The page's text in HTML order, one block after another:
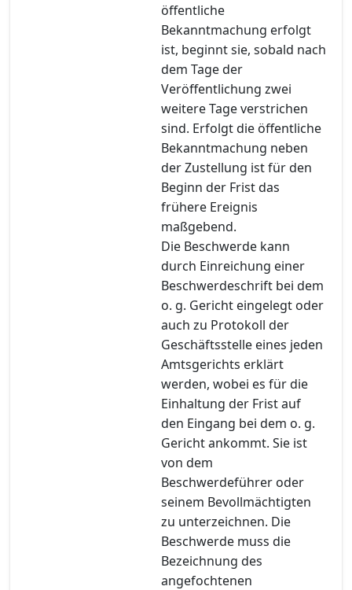
öffentliche
Bekanntmachung erfolgt
ist, beginnt sie, sobald nach
dem Tage der
Veröffentlichung zwei
weitere Tage verstrichen
sind. Erfolgt die öffentliche
Bekanntmachung neben
der Zustellung ist für den
Beginn der Frist das
frühere Ereignis
maßgebend.
Die Beschwerde kann
durch Einreichung einer
Beschwerdeschrift bei dem
o. g. Gericht eingelegt oder
auch zu Protokoll der
Geschäftsstelle eines jeden
Amtsgerichts erklärt
werden, wobei es für die
Einhaltung der Frist auf
den Eingang bei dem o. g.
Gericht ankommt. Sie ist
von dem
Beschwerdeführer oder
seinem Bevollmächtigten
zu unterzeichnen. Die
Beschwerde muss die
Bezeichnung des
angefochtenen